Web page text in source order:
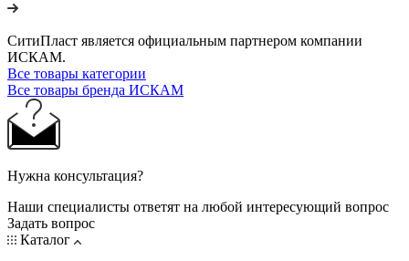
СитиПласт является официальным партнером компании
ИСКАМ.
Все товары категории
Все товары бренда ИСКАМ
Нужна консультация?
Наши специалисты ответят на любой интересующий вопрос
Задать вопрос
Каталог